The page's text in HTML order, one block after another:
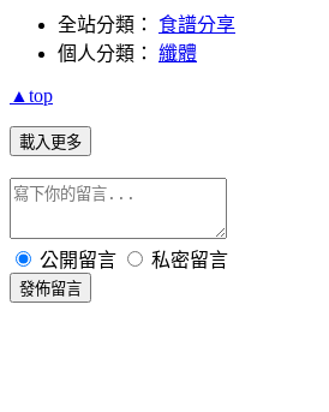
全站分類： 食譜分享
個人分類： 纖體
▲top
載入更多
公開留言 私密留言
發佈留言